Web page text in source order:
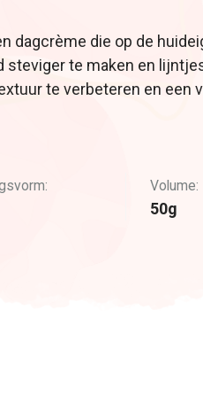
dagcrème die op de
steviger te maken en
te verbeteren en een
Volume:
50g